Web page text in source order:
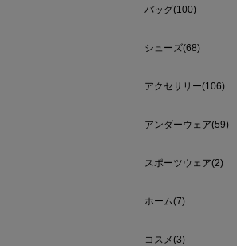
バッグ(100)
シューズ(68)
アクセサリー(106)
アンダーウェア(59)
スポーツウェア(2)
ホーム(7)
コスメ(3)